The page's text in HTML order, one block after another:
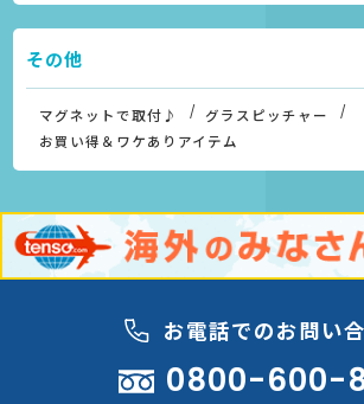
その他
マグネットで取付♪
グラスピッチャー
お買い得＆ワケありアイテム
お電話でのお問い
0800-600-